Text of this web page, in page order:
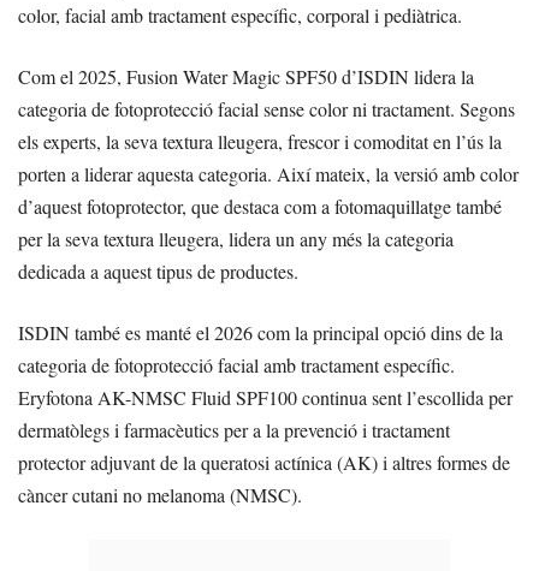
color, facial amb tractament específic, corporal i pediàtrica.
Com el 2025, Fusion Water Magic SPF50 d’ISDIN lidera la
categoria de fotoprotecció facial sense color ni tractament. Segons
els experts, la seva textura lleugera, frescor i comoditat en l’ús la
porten a liderar aquesta categoria. Així mateix, la versió amb color
d’aquest fotoprotector, que destaca com a fotomaquillatge també
per la seva textura lleugera, lidera un any més la categoria
dedicada a aquest tipus de productes.
ISDIN també es manté el 2026 com la principal opció dins de la
categoria de fotoprotecció facial amb tractament específic.
Eryfotona AK-NMSC Fluid SPF100 continua sent l’escollida per
dermatòlegs i farmacèutics per a la prevenció i tractament
protector adjuvant de la queratosi actínica (AK) i altres formes de
càncer cutani no melanoma (NMSC).